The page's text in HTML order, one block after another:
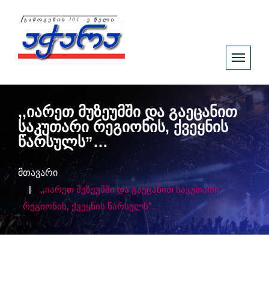
,,იარეთ მუზეუმში და გაეცანით
საკუთარი რეგიონის, ქვეყნის
წარსულს”…
მთავარი
,,იარეთ მუზეუმში და გაეცანით საკუთარი
რეგიონის, ქვეყნის წარსულს”…